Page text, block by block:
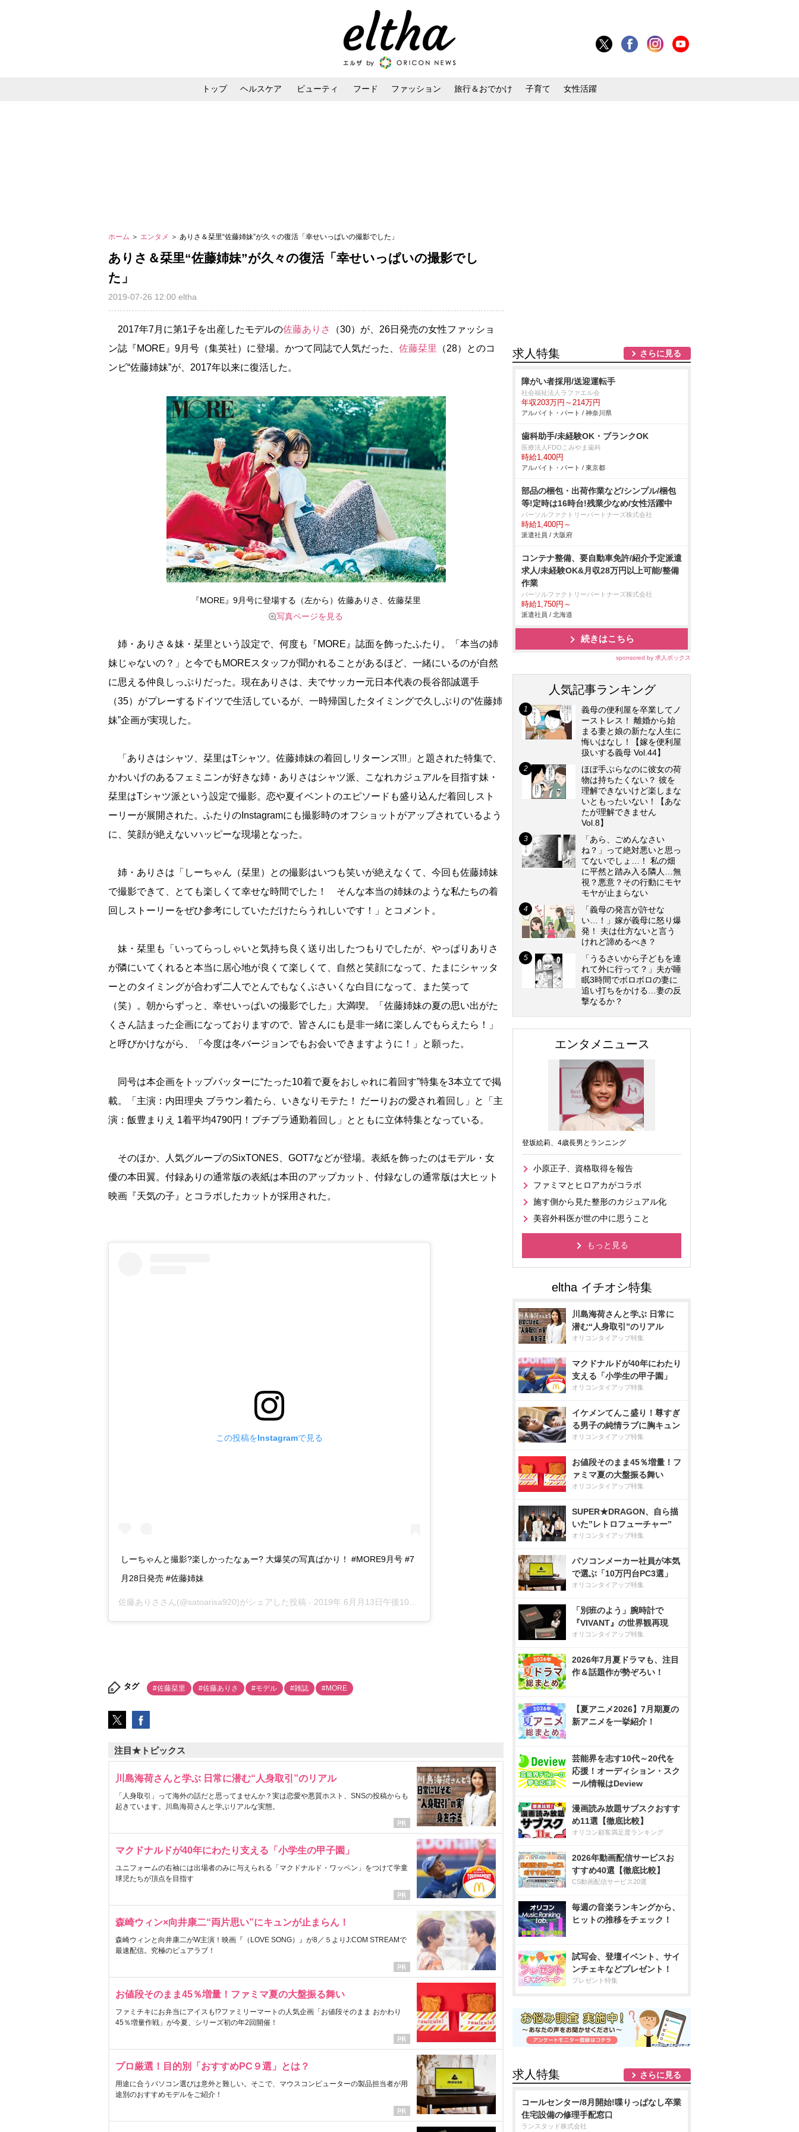
トップ ヘルスケア ビューティ フード ファッション 旅行＆おでかけ 子育て 女性活躍
ホーム ＞ エンタメ ＞ ありさ＆栞里“佐藤姉妹”が久々の復活「幸せいっぱいの撮影でした」
ありさ＆栞里“佐藤姉妹”が久々の復活「幸せいっぱいの撮影でし
た」
2019-07-26 12:00 eltha
2017年7月に第1子を出産したモデルの佐藤ありさ
（30）が、26日発売の女性ファッショ
ン誌『MORE』9月号（集英社）に登場。かつて同誌で人気だった、 佐藤栞里
（28）とのコ
ンビ“佐藤姉妹”が、2017年以来に復活した。
『MORE』9月号に登場する（左から）佐藤ありさ、佐藤栞里
写真ページを見る
姉・ありさ＆妹・栞里という設定で、何度も『MORE』誌面を飾ったふたり。「本当の姉
妹じゃないの？」と今でもMOREスタッフが聞かれることがあるほど、一緒にいるのが自然
に思える仲良しっぷりだった。現在ありさは、夫でサッカー元日本代表の長谷部誠選手
（35）がプレーするドイツで生活しているが、一時帰国したタイミングで久しぶりの“佐藤姉
妹”企画が実現した。
「ありさはシャツ、栞里はTシャツ。佐藤姉妹の着回しリターンズ!!!」と題された特集で、
かわいげのあるフェミニンが好きな姉・ありさはシャツ派、こなれカジュアルを目指す妹・
栞里はTシャツ派という設定で撮影。恋や夏イベントのエピソードも盛り込んだ着回しスト
ーリーが展開された。ふたりのInstagramにも撮影時のオフショットがアップされているよう
に、笑顔が絶えないハッピーな現場となった。
姉・ありさは「しーちゃん（栞里）との撮影はいつも笑いが絶えなくて、今回も佐藤姉妹
で撮影できて、とても楽しくて幸せな時間でした！ そんな本当の姉妹のような私たちの着
回しストーリーをぜひ参考にしていただけたらうれしいです！」とコメント。
妹・栞里も「いってらっしゃいと気持ち良く送り出したつもりでしたが、やっぱりありさ
が隣にいてくれると本当に居心地が良くて楽しくて、自然と笑顔になって、たまにシャッタ
ーとのタイミングが合わず二人でとんでもなくぶさいくな白目になって、また笑って
（笑）。朝からずっと、幸せいっぱいの撮影でした」大満喫。「佐藤姉妹の夏の思い出がた
くさん詰まった企画になっておりますので、皆さんにも是非一緒に楽しんでもらえたら！」
と呼びかけながら、「今度は冬バージョンでもお会いできますように！」と願った。
同号は本企画をトップバッターに“たった10着で夏をおしゃれに着回す”特集を3本立てで掲
載。「主演：内田理央 ブラウン着たら、いきなりモテた！ だーりおの愛され着回し」と「主
演：飯豊まりえ 1着平均4790円！プチプラ通勤着回し」とともに立体特集となっている。
そのほか、人気グループのSixTONES、GOT7などが登場。表紙を飾ったのはモデル・女
優の本田翼。付録ありの通常版の表紙は本田のアップカット、付録なしの通常版は大ヒット
映画『天気の子』とコラボしたカットが採用された。
この投稿をInstagramで見る
しーちゃんと撮影?楽しかったなぁー? 大爆笑の写真ばかり！ #MORE9月号 #7
月28日発売 #佐藤姉妹
佐藤ありさ さん(@satoarisa920)がシェアした投稿 - 2019年 6月月13日午後10時22分PDT
タグ #佐藤栞里 #佐藤ありさ #モデル #雑誌 #MORE
注目★トピックス
川島海荷さんと学ぶ 日常に潜む“人身取引”のリアル
「人身取引」って海外の話だと思ってませんか？実は恋愛や悪質ホスト、SNSの投稿からも
起きています。川島海荷さんと学ぶリアルな実態。
マクドナルドが40年にわたり支える「小学生の甲子園」
ユニフォームの右袖には出場者のみに与えられる「マクドナルド・ワッペン」をつけて学童
球児たちが頂点を目指す
森崎ウィン×向井康二“両片思い”にキュンが止まらん！
森崎ウィンと向井康二がW主演！映画『（LOVE SONG）』が8／５よりJ:COM STREAMで
最速配信。究極のピュアラブ！
お値段そのまま45％増量！ファミマ夏の大盤振る舞い
ファミチキにお弁当にアイスも!?ファミリーマートの人気企画「お値段そのまま おかわり
45％増量作戦」が今夏、シリーズ初の年2回開催！
プロ厳選！目的別「おすすめPC９選」とは？
用途に合うパソコン選びは意外と難しい。そこで、マウスコンピューターの製品担当者が用
途別のおすすめモデルをご紹介！
求人特集 さらに見る
障がい者採用/送迎運転手
社会福祉法人ラファエル会
年収203万円～214万円
アルバイト・パート / 神奈川県
歯科助手/未経験OK・ブランクOK
医療法人FDOこみやま歯科
時給1,400円
アルバイト・パート / 東京都
部品の梱包・出荷作業など/シンプル/梱包
等!定時は16時台!残業少なめ/女性活躍中
パーソルファクトリーパートナーズ株式会社
時給1,400円～
派遣社員 / 大阪府
コンテナ整備、要自動車免許/紹介予定派遣
求人/未経験OK&月収28万円以上可能/整備
作業
パーソルファクトリーパートナーズ株式会社
時給1,750円～
派遣社員 / 北海道
続きはこちら
sponsored by 求人ボックス
人気記事ランキング
義母の便利屋を卒業してノ
ーストレス！ 離婚から始
まる妻と娘の新たな人生に
悔いはなし！【嫁を便利屋
扱いする義母 Vol.44】
ほぼ手ぶらなのに彼女の荷
物は持ちたくない？ 彼を
理解できないけど楽しまな
いともったいない！【あな
たが理解できません
Vol.8】
「あら、ごめんなさい
ね？」って絶対悪いと思っ
てないでしょ…！ 私の畑
に平然と踏み入る隣人…無
視？悪意？その行動にモヤ
モヤが止まらない
「義母の発言が許せな
い…！」嫁が義母に怒り爆
発！ 夫は仕方ないと言う
けれど諦めるべき？
「うるさいから子どもを連
れて外に行って？」夫が睡
眠3時間でボロボロの妻に
追い打ちをかける…妻の反
撃なるか？
エンタメニュース
登坂絵莉、4歳長男とランニング
小原正子、資格取得を報告
ファミマとヒロアカがコラボ
施す側から見た整形のカジュアル化
美容外科医が世の中に思うこと
もっと見る
川島海荷さんと学ぶ 日常に
潜む“人身取引”のリアル
オリコンタイアップ特集
マクドナルドが40年にわたり
支える「小学生の甲子園」
オリコンタイアップ特集
イケメンてんこ盛り！尊すぎ
る男子の純情ラブに胸キュン
オリコンタイアップ特集
お値段そのまま45％増量！フ
ァミマ夏の大盤振る舞い
オリコンタイアップ特集
SUPER★DRAGON、自ら描
いた”レトロフューチャー”
オリコンタイアップ特集
パソコンメーカー社員が本気
で選ぶ「10万円台PC3選」
オリコンタイアップ特集
「別班のよう」腕時計で
『VIVANT』の世界観再現
オリコンタイアップ特集
2026年7月夏ドラマも、注目
作＆話題作が勢ぞろい！
【夏アニメ2026】7月期夏の
新アニメを一挙紹介！
芸能界を志す10代～20代を
応援！オーディション・スク
ール情報はDeview
漫画読み放題サブスクおすす
め11選【徹底比較】
オリコン顧客満足度ランキング
2026年動画配信サービスお
すすめ40選【徹底比較】
CS動画配信サービス20選
毎週の音楽ランキングから、
ヒットの推移をチェック！
試写会、登壇イベント、サイ
ンチェキなどプレゼント！
プレゼント特集
求人特集 さらに見る
コールセンター/8月開始!喋りっぱなし卒業
住宅設備の修理手配窓口
ランスタッド株式会社